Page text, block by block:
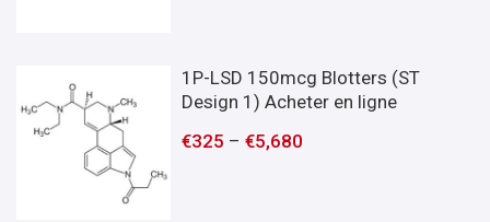
1P-LSD 150mcg Blotters (ST
Design 1) Acheter en ligne
€325 –€5,680